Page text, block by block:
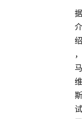
据
介
绍
，
马
维
斯
试